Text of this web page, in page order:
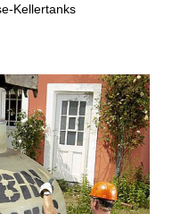
Kellertanks